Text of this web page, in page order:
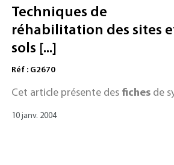
pour savoir où les retrouver
tableau de bord financier du
Techniques de
réhabilitation des sites
sols [...]
Réf : G2670
Cet article présente des fiches de
10 janv. 2004